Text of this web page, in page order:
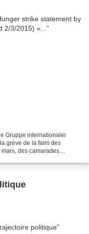
Gruppe internationaler
grève de la faim des
des camarades